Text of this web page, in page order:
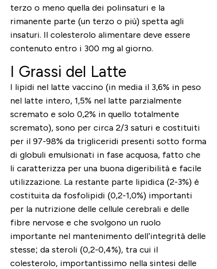
terzo o meno quella dei polinsaturi e la
rimanente parte (un terzo o più) spetta agli
insaturi. Il colesterolo alimentare deve essere
contenuto entro i 300 mg al giorno.
I Grassi del Latte
I lipidi nel latte vaccino (in media il 3,6% in peso
nel latte intero, 1,5% nel latte parzialmente
scremato e solo 0,2% in quello totalmente
scremato), sono per circa 2/3 saturi e costituiti
per il 97-98% da trigliceridi presenti sotto forma
di globuli emulsionati in fase acquosa, fatto che
li caratterizza per una buona digeribilità e facile
utilizzazione. La restante parte lipidica (2-3%) è
costituita da fosfolipidi (0,2-1,0%) importanti
per la nutrizione delle cellule cerebrali e delle
fibre nervose e che svolgono un ruolo
importante nel mantenimento dell’integrità delle
stesse; da steroli (0,2-0,4%), tra cui il
colesterolo, importantissimo nella sintesi delle